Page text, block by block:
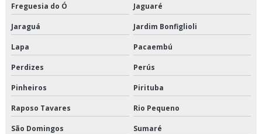
Inspeção e manutenção de elevadores
Inspeção periódica de elevadores
Instalação de elevador acessibilidade
Instalação de elevadores em edifícios
Freguesia do Ó Jaguaré
Jaraguá Jardim Bonfiglioli
Lapa Pacaembú
Perdizes Perús
Pinheiros Pirituba
Raposo Tavares Rio Pequeno
São Domingos Sumaré